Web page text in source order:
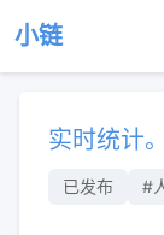
小链
实时统计
已发布 #